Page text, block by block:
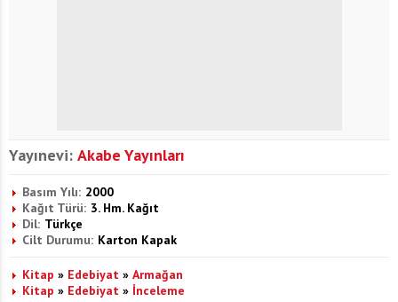
Yayınevi: Akabe Yayınları
Basım Yılı: 2000
Kağıt Türü: 3. Hm. Kağıt
Dil: Türkçe
Cilt Durumu: Karton Kapak
Kitap » Edebiyat » Armağan
Kitap » Edebiyat » İnceleme